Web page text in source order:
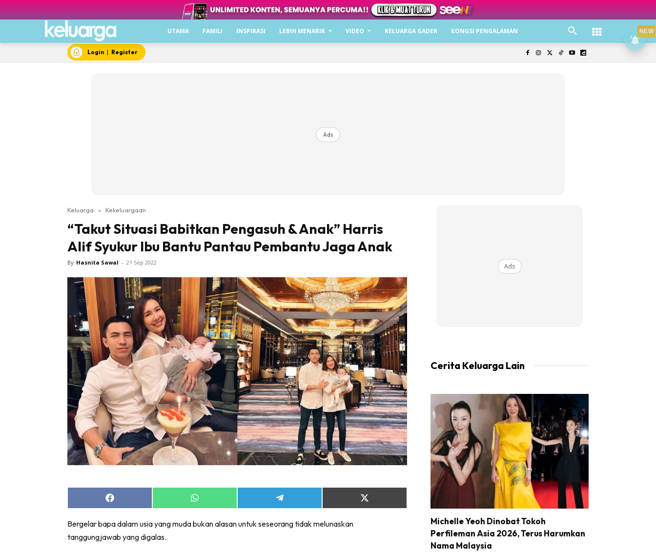
UTAMA FAMILI INSPIRASI LEBIH MENARIK VIDEO KELUARGA GADER KONGSI PENGALAMAN
Login | Register
Ads
Keluarga » Kekeluargaan
“Takut Situasi Babitkan Pengasuh & Anak” Harris
Alif Syukur Ibu Bantu Pantau Pembantu Jaga Anak
By Hasnita Sawal - 21 Sep 2022
Share
on
Share
on
Share
on
Share
on
Bergelar bapa dalam usia yang muda bukan alasan untuk seseorang tidak melunaskan
tanggungjawab yang digalas.
Ads
Cerita Keluarga Lain
Michelle Yeoh Dinobat Tokoh
Perfileman Asia 2026, Terus Harumkan
Nama Malaysia
NEW